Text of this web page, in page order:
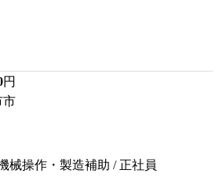
円
市
械操作・製造補助 / 正社員